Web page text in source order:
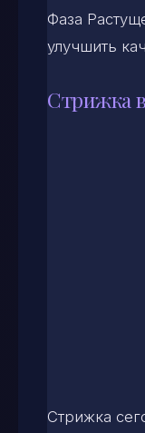
Фаза
улучшить
Стрижка
Стрижка